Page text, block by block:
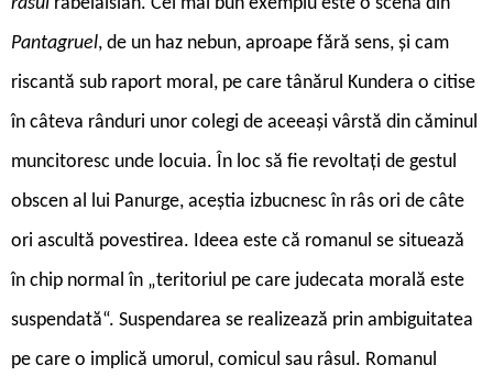
Pantagruel, de un haz nebun, aproape fără sens, și cam
riscantă sub raport moral, pe care tânărul Kundera o citise
în câteva rânduri unor colegi de aceeași vârstă din căminul
muncitoresc unde locuia. În loc să fie revoltați de gestul
obscen al lui Panurge, aceștia izbucnesc în râs ori de câte
ori ascultă povestirea. Ideea este că romanul se situează
în chip normal în „teritoriul pe care judecata morală este
suspendată“. Suspendarea se realizează prin ambiguitatea
pe care o implică umorul, comicul sau râsul. Romanul